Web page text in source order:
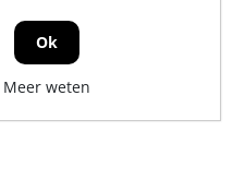
Ok
Meer weten